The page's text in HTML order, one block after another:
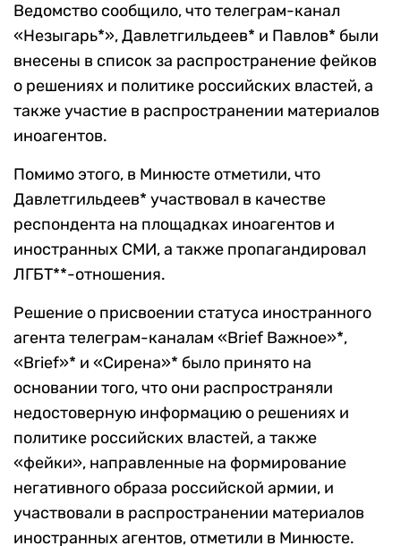
Ведомство сообщило, что телеграм-канал
«Незыгарь*», Давлетгильдеев* и Павлов* были
внесены в список за распространение фейков
о решениях и политике российских властей, а
также участие в распространении материалов
иноагентов.
Помимо этого, в Минюсте отметили, что
Давлетгильдеев* участвовал в качестве
респондента на площадках иноагентов и
иностранных СМИ, а также пропагандировал
ЛГБТ**-отношения.
Решение о присвоении статуса иностранного
агента телеграм-каналам «Brief Важное»*,
«Brief»* и «Сирена»* было принято на
основании того, что они распространяли
недостоверную информацию о решениях и
политике российских властей, а также
«фейки», направленные на формирование
негативного образа российской армии, и
участвовали в распространении материалов
иностранных агентов, отметили в Минюсте.